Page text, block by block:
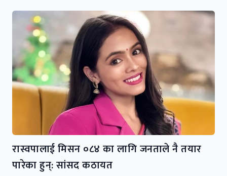
रास्वपालाई मिसन ०८४ का लागि जनताले नै तयार
पारेका हुन्: सांसद कठायत